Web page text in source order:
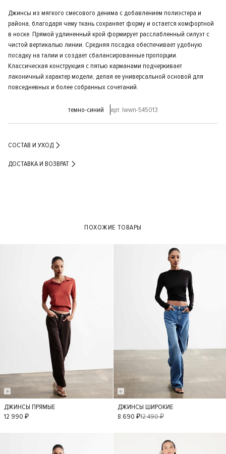
Джинсы из мягкого смесового денима с добавлением полиэстера и
района, благодаря чему ткань сохраняет форму и остается комфортной
в носке. Прямой удлиненный крой формирует расслабленный силуэт с
чистой вертикалью линии. Средняя посадка обеспечивает удобную
посадку на талии и создает сбалансированные пропорции.
Классическая конструкция с пятью карманами подчеркивает
лаконичный характер модели, делая ее универсальной основой для
повседневных и более собранных сочетаний.
темно-синий арт. lwwn-545013
СОСТАВ И УХОД
ДОСТАВКА И ВОЗВРАТ
ПОХОЖИЕ ТОВАРЫ
34
ДЖИНСЫ ПРЯМЫЕ
12 990 ₽
36 38
ДЖИНСЫ ШИРОКИЕ
8 690 ₽12 490 ₽